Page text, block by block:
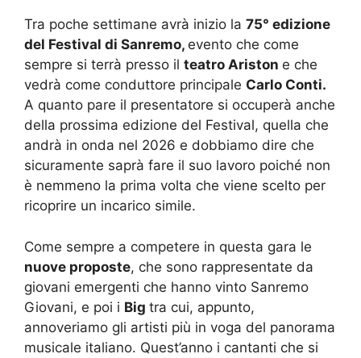
Tra poche settimane avrà inizio la 75° edizione
del Festival di Sanremo, evento che come
sempre si terrà presso il teatro Ariston e che
vedrà come conduttore principale Carlo Conti.
A quanto pare il presentatore si occuperà anche
della prossima edizione del Festival, quella che
andrà in onda nel 2026 e dobbiamo dire che
sicuramente saprà fare il suo lavoro poiché non
è nemmeno la prima volta che viene scelto per
ricoprire un incarico simile.
Come sempre a competere in questa gara le
nuove proposte, che sono rappresentate da
giovani emergenti che hanno vinto Sanremo
Giovani, e poi i Big tra cui, appunto,
annoveriamo gli artisti più in voga del panorama
musicale italiano. Quest’anno i cantanti che si